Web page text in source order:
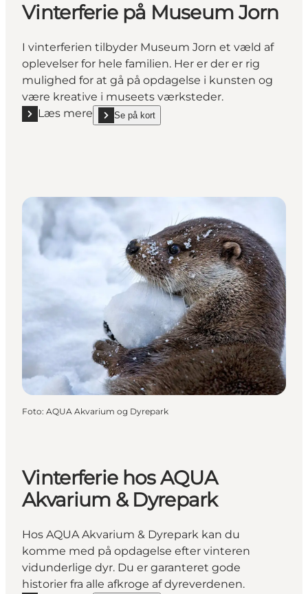
Vinterferie på Museum Jorn
I vinterferien tilbyder Museum Jorn et væld af
oplevelser for hele familien. Her er der er rig
mulighed for at gå på opdagelse i kunsten og
være kreative i museets værksteder.
Læs mere
Læs mere "Vinterferie på Museum Jorn"
Se på kort
show Vinterferie på Museum Jorn on_map
Foto: AQUA Akvarium og Dyrepark
Vinterferie hos AQUA
Akvarium & Dyrepark
Hos AQUA Akvarium & Dyrepark kan du
komme med på opdagelse efter vinteren
vidunderlige dyr. Du er garanteret gode
historier fra alle afkroge af dyreverdenen.